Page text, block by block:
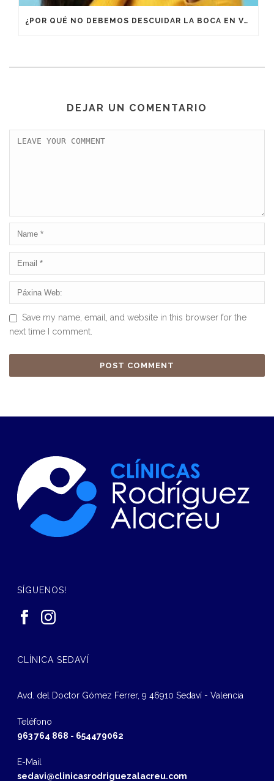
¿POR QUÉ NO DEBEMOS DESCUIDAR LA BOCA EN VACACIONES?
DEJAR UN COMENTARIO
Save my name, email, and website in this browser for the
next time I comment.
SÍGUENOS!
CLÍNICA SEDAVÍ
Avd. del Doctor Gómez Ferrer, 9 46910 Sedaví - Valencia
Teléfono
963 764 868 - 654479062
E-Mail
sedavi@clinicasrodriguezalacreu.com